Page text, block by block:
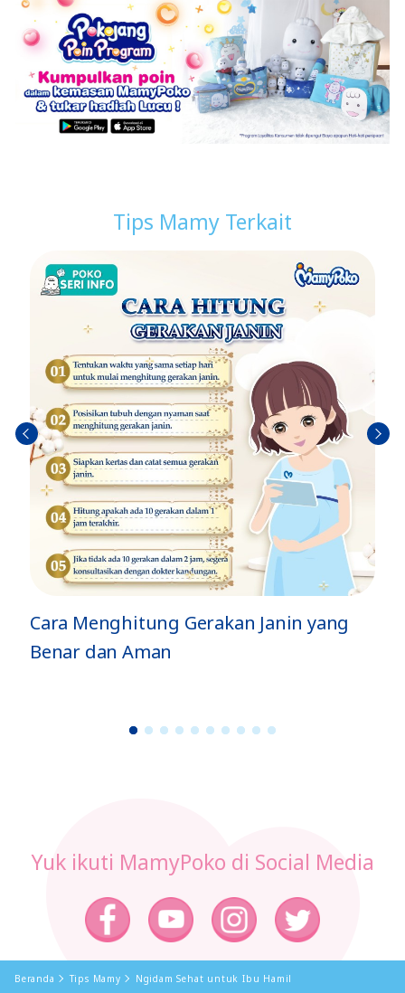
Tips Mamy Terkait
yang
Jenis Gerakan Si Kecil di Dalam
dan Artinya
Sebel
umn
ya
Berik
utny
1 2 3 4 5 6 7 8 9 1
Yuk ikuti MamyPoko di Social Media
Beranda Tips Mamy ​​​​Ngidam Sehat untuk Ibu Hamil